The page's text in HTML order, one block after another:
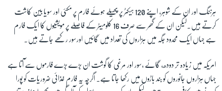
اداریہ
Learning English
ہرننگ اور ان کے شوہر، اپنے 120 ہیکٹر پر پھیلے ہوئے فارم پر مکئی اور سویا بین کاشت
کرتے ہیں۔لیکن ان کے گھر سے صرف 16 کلومیٹر کے فاصلے پر مویشیوں کا ایک فارم
ہے جہاں ایک محدود جگہ میں ہزاروں کی تعداد میں گائیں اورسور رکھے جاتے ہیں۔
امریکہ میں زیادہ تر دودھ، گائے ،سور اور مرغی کا گوشت ان بڑے بڑے فارموں سے آتا ہے
جہاں ہزاروں جانوروں کو بند باڑوں میں رکھا جاتا ہے۔ اگرچہ یہ فارم غذائی ضروریات کو پورا